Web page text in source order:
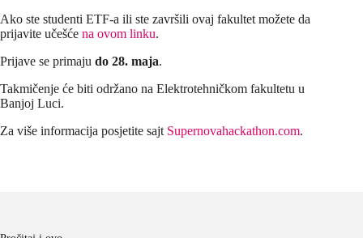
Ako ste studenti ETF-a ili ste završili ovaj fakultet možete da
prijavite učešće na ovom linku.
Prijave se primaju do 28. maja.
Takmičenje će biti održano na Elektrotehničkom fakultetu u
Banjoj Luci.
Za više informacija posjetite sajt Supernovahackathon.com.